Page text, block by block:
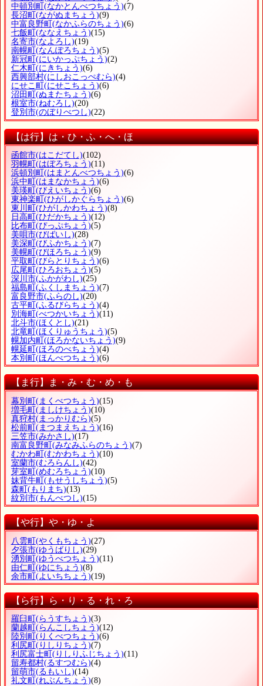
中頓別町 (なかとんべつちょう)(7)
長沼町 (ながぬまちょう)(9)
中富良野町 (なかふらのちょう)(6)
七飯町 (ななえちょう)(15)
名寄市(なよろし)(19)
南幌町 (なんぽろちょう)(5)
新冠町 (にいかっぷちょう)(2)
仁木町 (にきちょう)(6)
西興部村(にしおこっぺむら)(4)
にせこ町 (にせこちょう)(6)
沼田町 (ぬまたちょう)(6)
根室市(ねむろし)(20)
登別市(のぼりべつし)(22)
【は行】は・ひ・ふ・へ・ほ
函館市(はこだてし)(102)
羽幌町 (はぼろちょう)(11)
浜頓別町 (はまとんべつちょう)(6)
浜中町 (はまなかちょう)(6)
美瑛町 (びえいちょう)(6)
東神楽町 (ひがしかぐらちょう)(6)
東川町 (ひがしかわちょう)(8)
日高町 (ひだかちょう)(12)
比布町 (ぴっぷちょう)(5)
美唄市(びばいし)(28)
美深町 (びふかちょう)(7)
美幌町 (びほろちょう)(9)
平取町 (びらとりちょう)(6)
広尾町 (ひろおちょう)(5)
深川市(ふかがわし)(25)
福島町 (ふくしまちょう)(7)
富良野市(ふらのし)(20)
古平町 (ふるびらちょう)(4)
別海町 (べつかいちょう)(11)
北斗市(ほくとし)(21)
北竜町 (ほくりゅうちょう)(5)
幌加内町 (ほろかないちょう)(9)
幌延町 (ほろのべちょう)(4)
本別町 (ほんべつちょう)(6)
【ま行】ま・み・む・め・も
幕別町 (まくべつちょう)(15)
増毛町 (ましけちょう)(10)
真狩村(まっかりむら)(5)
松前町 (まつまえちょう)(16)
三笠市(みかさし)(17)
南富良野町 (みなみふらのちょう)(7)
むかわ町 (むかわちょう)(10)
室蘭市(むろらんし)(42)
芽室町 (めむろちょう)(10)
妹背牛町 (もせうしちょう)(5)
森町 (もりまち)(13)
紋別市(もんべつし)(15)
【や行】や・ゆ・よ
八雲町(やくもちょう)(27)
夕張市(ゆうばりし)(29)
湧別町(ゆうべつちょう)(11)
由仁町(ゆにちょう)(8)
余市町(よいちちょう)(19)
【ら行】ら・り・る・れ・ろ
羅臼町 (らうすちょう)(3)
蘭越町 (らんこしちょう)(12)
陸別町 (りくべつちょう)(6)
利尻町 (りしりちょう)(7)
利尻富士町 (りしりふじちょう)(11)
留寿都村(るすつむら)(4)
留萌市(るもいし)(14)
礼文町 (れぶんちょう)(8)